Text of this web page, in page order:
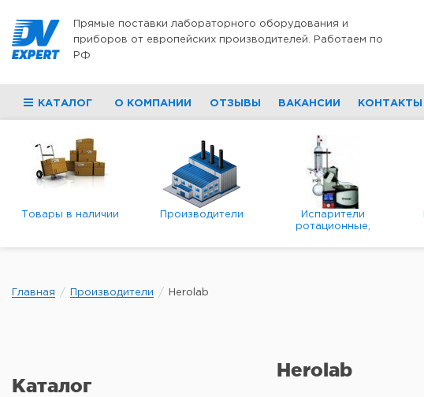
Прямые поставки лабораторного оборудования и
приборов от европейских производителей. Работаем по
РФ
КАТАЛОГ О КОМПАНИИ ОТЗЫВЫ ВАКАНСИИ КОНТАКТЫ
Товары в наличии Производители
Испарители
ротационные,
вакуумные
Главная Производители Herolab
Каталог
Herolab